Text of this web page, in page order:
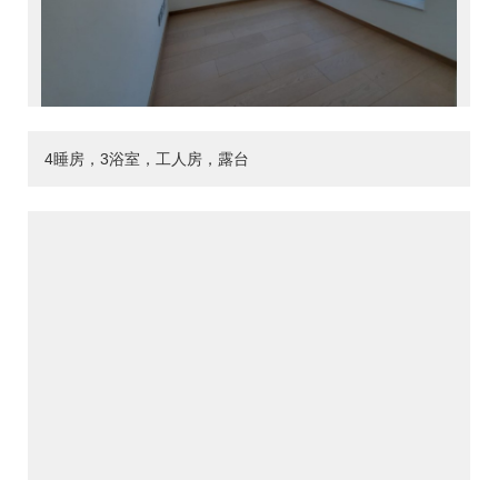
4睡房，3浴室，工人房，露台